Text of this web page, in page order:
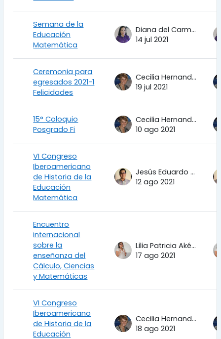
Semana de la
Educación
Matemática
Diana del Carmen Torres Corrales
14 jul 2021
Ceremonia para
egresados 2021-1
Felicidades
Cecilia Hernandez Garciadiego
19 jul 2021
15° Coloquio
Posgrado Fi
Cecilia Hernandez Garciadiego
10 ago 2021
VI Congreso
Iberoamericano
de Historia de la
Educación
Matemática
Jesús Eduardo Hinojos Ramos
12 ago 2021
Encuentro
internacional
sobre la
enseñanza del
Cálculo, Ciencias
y Matemáticas
Lilia Patricia Aké Tec
17 ago 2021
VI Congreso
Iberoamericano
de Historia de la
Educación
Cecilia Hernandez Garciadiego
18 ago 2021